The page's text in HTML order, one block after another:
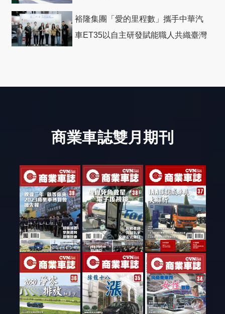
裕隆集團「愛的里程數」攜手中華汽
車ET35以自主研發賦能職人共織臺灣
商業車誌雙月期刊